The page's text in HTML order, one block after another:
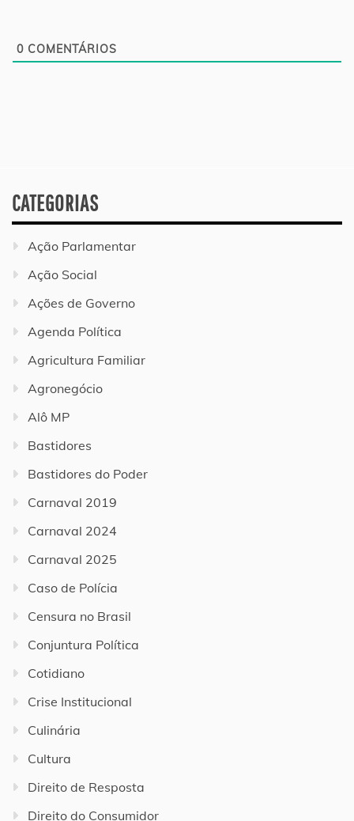
0 COMENTÁRIOS
CATEGORIAS
Ação Parlamentar
Ação Social
Ações de Governo
Agenda Política
Agricultura Familiar
Agronegócio
Alô MP
Bastidores
Bastidores do Poder
Carnaval 2019
Carnaval 2024
Carnaval 2025
Caso de Polícia
Censura no Brasil
Conjuntura Política
Cotidiano
Crise Institucional
Culinária
Cultura
Direito de Resposta
Direito do Consumidor